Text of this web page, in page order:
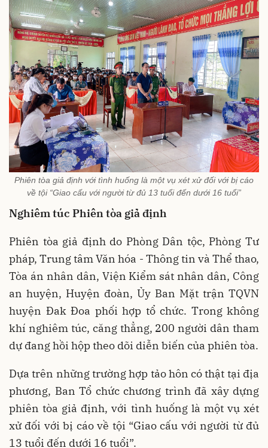
Phiên tòa giả định với tình huống là một vụ xét xử đối với bị cáo
về tội “Giao cấu với người từ đủ 13 tuổi đến dưới 16 tuổi”
Nghiêm túc Phiên tòa giả định
Phiên tòa giả định do Phòng Dân tộc, Phòng Tư
pháp, Trung tâm Văn hóa - Thông tin và Thể thao,
Tòa án nhân dân, Viện Kiểm sát nhân dân, Công
an huyện, Huyện đoàn, Ủy Ban Mặt trận TQVN
huyện Đak Đoa phối hợp tổ chức. Trong không
khí nghiêm túc, căng thẳng, 200 người dân tham
dự đang hồi hộp theo dõi diễn biến của phiên tòa.
Dựa trên những trường hợp tảo hôn có thật tại địa
phương, Ban Tổ chức chương trình đã xây dựng
phiên tòa giả định, với tình huống là một vụ xét
xử đối với bị cáo về tội “Giao cấu với người từ đủ
13 tuổi đến dưới 16 tuổi”.